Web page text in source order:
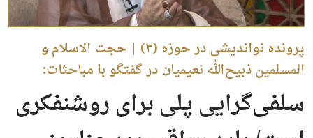
پرونده نواندیشی در حوزه (۳) | حجت الاسلام و
المسلمین ذبیح‌الله نعیمیان در گفتگو با مباحثات:
سلفی‌گرایی پلی برای روشنفکری